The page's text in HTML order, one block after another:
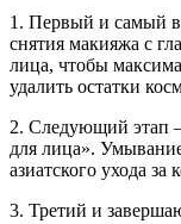
1. Первый и самый
снятия макияжа с
лица, чтобы
удалить остатки
2. Следующий этап
для лица».
азиатского ухода за
3. Третий и